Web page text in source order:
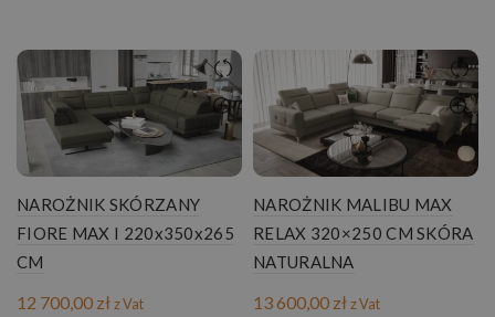
NAROŻNIK SKÓRZANY
FIORE MAX I 220x350x265
CM
12 700,00 złz Vat
NAROŻNIK MALIBU MAX
RELAX 320×250 CM SKÓRA
NATURALNA
13 600,00 złz Vat